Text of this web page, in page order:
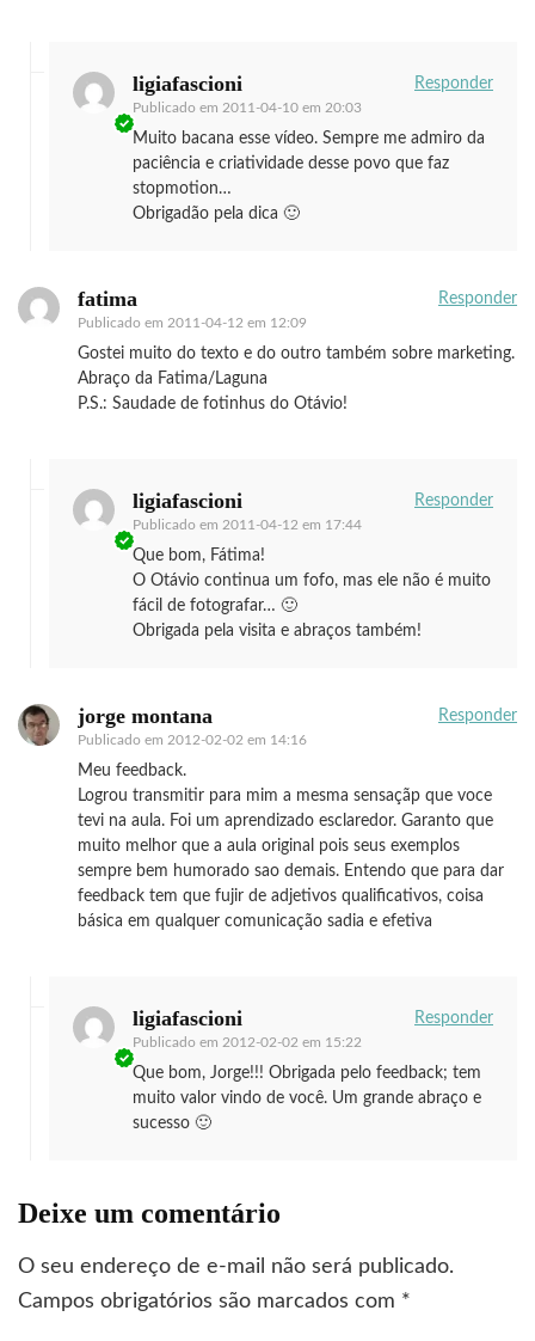
ligiafascioni
Publicado em 2011-04-10 em 20:03
Responder
Muito bacana esse vídeo. Sempre me admiro da
paciência e criatividade desse povo que faz
stopmotion…
Obrigadão pela dica 🙂
fatima
Publicado em 2011-04-12 em 12:09
Responder
Gostei muito do texto e do outro também sobre marketing.
Abraço da Fatima/Laguna
P.S.: Saudade de fotinhus do Otávio!
ligiafascioni
Publicado em 2011-04-12 em 17:44
Responder
Que bom, Fátima!
O Otávio continua um fofo, mas ele não é muito
fácil de fotografar… 🙂
Obrigada pela visita e abraços também!
jorge montana
Publicado em 2012-02-02 em 14:16
Responder
Meu feedback.
Logrou transmitir para mim a mesma sensaçãp que voce
tevi na aula. Foi um aprendizado esclaredor. Garanto que
muito melhor que a aula original pois seus exemplos
sempre bem humorado sao demais. Entendo que para dar
feedback tem que fujir de adjetivos qualificativos, coisa
básica em qualquer comunicação sadia e efetiva
ligiafascioni
Publicado em 2012-02-02 em 15:22
Responder
Que bom, Jorge!!! Obrigada pelo feedback; tem
muito valor vindo de você. Um grande abraço e
sucesso 🙂
Deixe um comentário
O seu endereço de e-mail não será publicado.
Campos obrigatórios são marcados com *